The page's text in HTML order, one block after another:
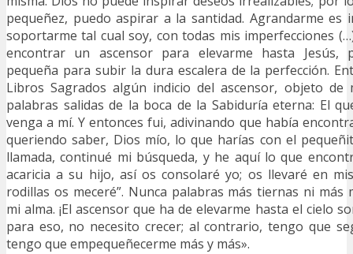
pequeñez, puedo aspirar a la santidad. Agrandarme es
soportarme tal cual soy, con todas mis imperfecciones
encontrar un ascensor para elevarme hasta Jesús,
pequeña para subir la dura escalera de la perfección.
Libros Sagrados algún indicio del ascensor, objeto de
palabras salidas de la boca de la Sabiduría eterna: El
venga a mí. Y entonces fui, adivinando que había
queriendo saber, Dios mío, lo que harías con el
llamada, continué mi búsqueda, y he aquí lo que
acaricia a su hijo, así os consolaré yo; os llevaré en
rodillas os meceré”. Nunca palabras más tiernas ni más
mi alma. ¡El ascensor que ha de elevarme hasta el cielo
para eso, no necesito crecer; al contrario, tengo que
tengo que empequeñecerme más y más».